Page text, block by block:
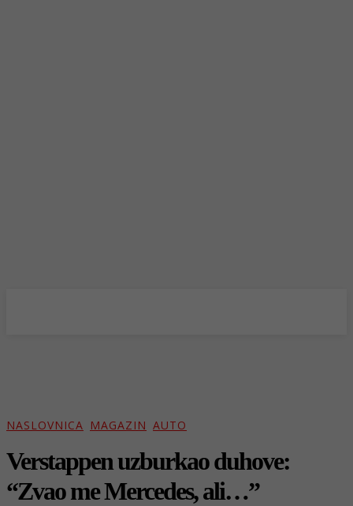
NASLOVNICA MAGAZIN AUTO
Verstappen uzburkao duhove:
“Zvao me Mercedes, ali…”